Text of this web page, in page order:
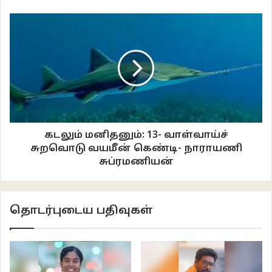
ஒளவையார் போலத்தான்.
அம்மா எக்கத்துடன் அவர்கள் இருவரையும் பார்த்தார். அந்த ஏக்கத்தின் பொருள்
– அவர்களுக்குப் பிள்ளைகள் இல்லை என்பதுதான். அவர்களும் அதைப்
புரிந்துகொண்டார்கள். இன்று நேற்றா இந்த நாடகம் நடக்கின்றது?
“எட வரதலிங்கம்… சாருமதி எத்தினை மணிக்கு நாளைக்கு வருவாள்?”
ஏக்கத்தை முறித்துக்கொண்டே கேட்டார் அம்மா. சாருமதி – வரதலிங்கத்துக்கும்
சதாநேசனுக்கும் இடைப்பட்டவள். சாருமதி குடும்பத்தினர் இந்தப் பிறந்தநாள்
விழாவுக்காக கனடாவில் இருந்து வருகின்றார்கள்.
போய்க் கூட்டி வருவம் அம்மா…. நீங்கள் ஒண்டுக்கும் யோசிக்காதையுங்கோ.
இண்டைக்காவது கொஞ்சம் வெள்ளணவாப் படுங்கோ” என்றான் சதாநேசன்.
அம்மா, தன் கடைசி மகன் சதாநேசனுடன் அவுஸ்திரேலியாவில் இருக்கின்றார்.
சதாநேசன் தனது வேலை நேரம் போக, மிகுதி நேரத்தில் தமிழ்ப் பள்ளி ஒன்றில்
கடலும் மனிதனும்: 13- வாள்வாய்ச்
சுறவொடு வயமீன் கெண்டி- நாராயணி
சுப்ரமணியன்
தொடர்புடைய பதிவுகள்